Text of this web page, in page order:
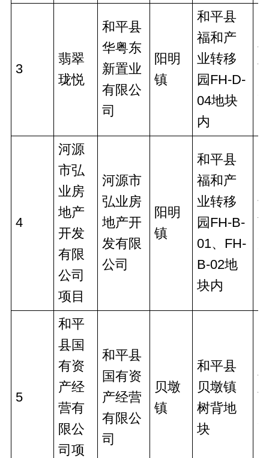
3
翡翠
珑悦
和平县
华粤东
新置业
有限公
司
阳明
镇
和平县
福和产
业转移
园FH-D-
04地块
内
4
河源
市弘
业房
地产
开发
有限
公司
项目
河源市
弘业房
地产开
发有限
公司
阳明
镇
和平县
福和产
业转移
园FH-B-
01、FH-
B-02地
块内
5
和平
县国
有资
产经
营有
限公
司项
和平县
国有资
产经营
有限公
司
贝墩
镇
和平县
贝墩镇
树背地
块